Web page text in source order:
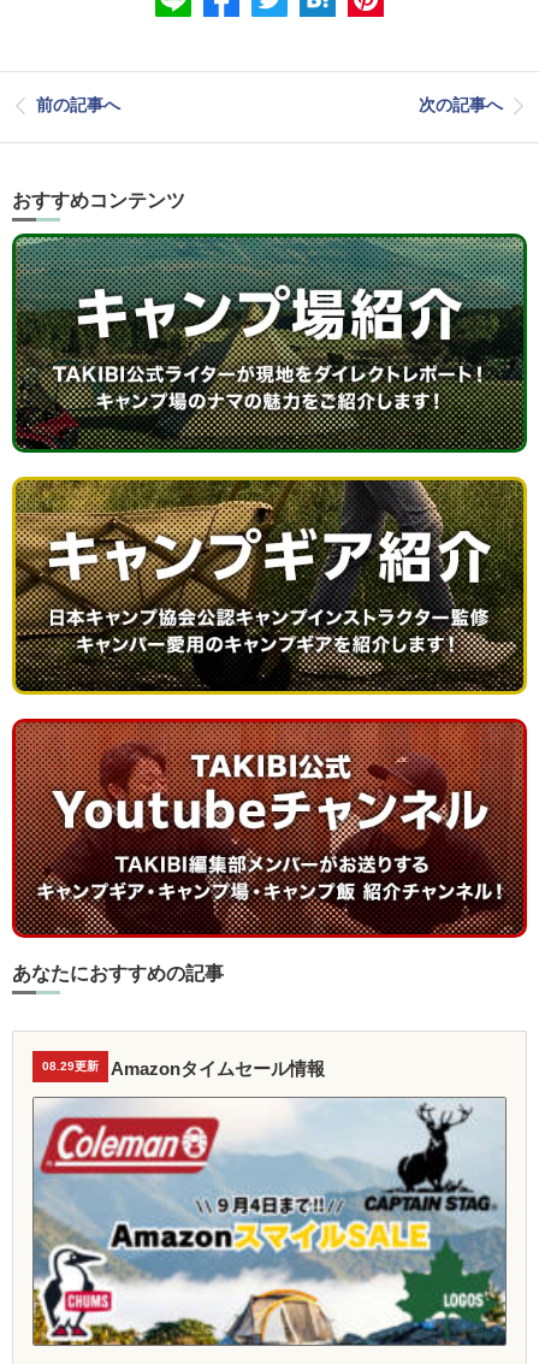
前の記事へ 次の記事へ
おすすめコンテンツ
あなたにおすすめの記事
08.29更新 Amazonタイムセール情報